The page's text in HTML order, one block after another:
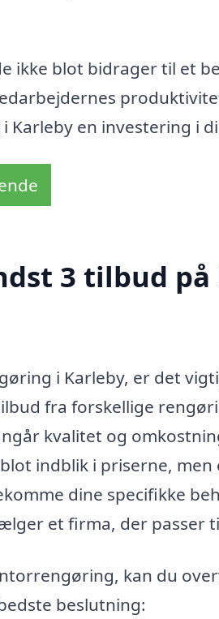
ikke blot bidrager til et
en investering i
3 tilbud
i Karleby, er det
fra forskellige
kvalitet og
indblik i priserne,
dine specifikke
et firma, der passer
kan du
beslutning: